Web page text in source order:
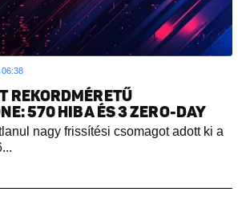
06:38
REKORDMÉRETŰ
570 HIBA ÉS 3 ZERO-DAY
nagy frissítési csomagot adott ki a